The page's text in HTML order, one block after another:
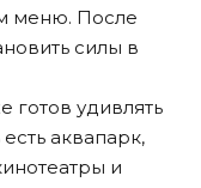
меню. После
силы в
готов удивлять
аквапарк,
и